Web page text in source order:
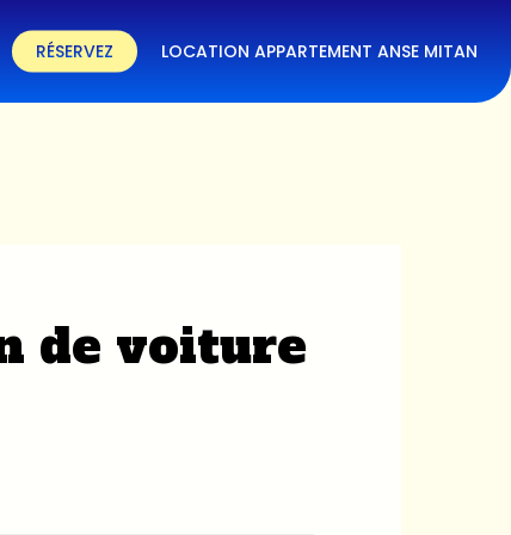
RÉSERVEZ LOCATION APPARTEMENT ANSE MITAN
de voiture